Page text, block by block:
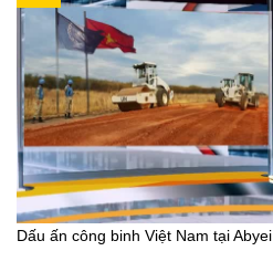
Dấu ấn công binh Việt Nam tại Abyei